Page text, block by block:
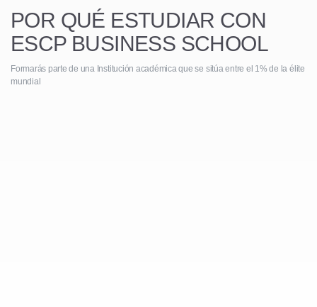
POR QUÉ ESTUDIAR CON
ESCP BUSINESS SCHOOL
Formarás parte de una Institución académica que se sitúa entre el 1% de la élite
mundial